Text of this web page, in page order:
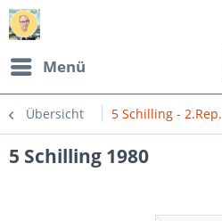
Menü
Übersicht 5 Schilling - 2.Rep.
5 Schilling 1980